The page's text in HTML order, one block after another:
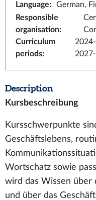
Language:
German,
Responsible
organisation:
Curriculum
periods:
Description
Kursbeschreibung
Kursschwerpunkte
Geschäftslebens,
Wortschatz sowie
wird das Wissen über
und über das